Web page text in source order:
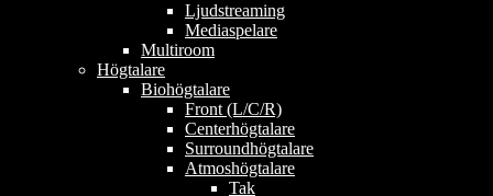
Ljudstreaming
Mediaspelare
Multiroom
Högtalare
Biohögtalare
Front (L/C/R)
Centerhögtalare
Surroundhögtalare
Atmoshögtalare
Tak